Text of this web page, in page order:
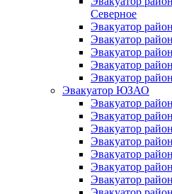
Северное
Эвакуатор
Эвакуатор
Эвакуатор
Эвакуатор
Эвакуатор
Эвакуатор ЮЗАО
Эвакуатор
Эвакуатор
Эвакуатор
Эвакуатор
Эвакуатор
Эвакуатор
Эвакуатор